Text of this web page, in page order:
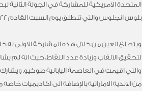
المتحدة الامريكية للمشاركة في الجولة الثانية
بلوس انجلوس والتي تنطلق يوم السبت القادم 22 سبتمبر.
ويتطلع العين من خلال هذه المشاركة الاولى له
لتحقيق الالقاب وزيادة عدد النقاط، حيث انه لم
والتي اقيمت في العاصمة اليابانية طوكيو.
من الاندية الاماراتية بالإضافة الى اكاديميات خاصة